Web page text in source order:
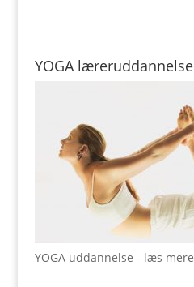
YOGA læreruddannelse
YOGA uddannelse - læs mere